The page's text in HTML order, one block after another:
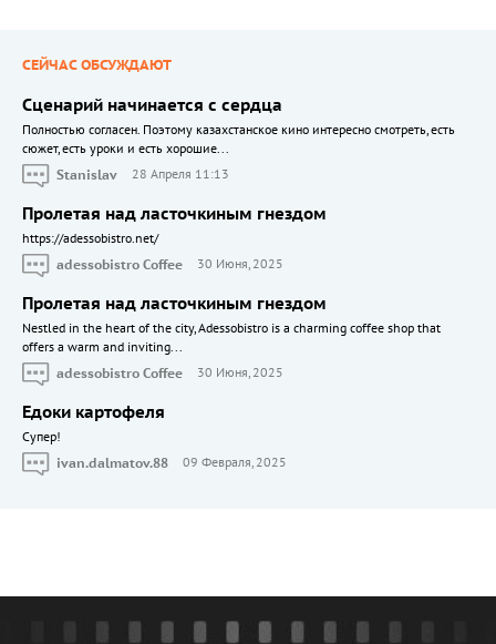
СЕЙЧАС ОБСУЖДАЮТ
Сценарий начинается с сердца
Полностью согласен. Поэтому казахстанское кино интересно смотреть, есть
сюжет, есть уроки и есть хорошие...
Stanislav
28 Апреля 11:13
Пролетая над ласточкиным гнездом
https://adessobistro.net/
adessobistro Coffee
30 Июня, 2025
Пролетая над ласточкиным гнездом
Nestled in the heart of the city, Adessobistro is a charming coffee shop that
offers a warm and inviting...
adessobistro Coffee
30 Июня, 2025
Едоки картофеля
Cупер!
ivan.dalmatov.88
09 Февраля, 2025